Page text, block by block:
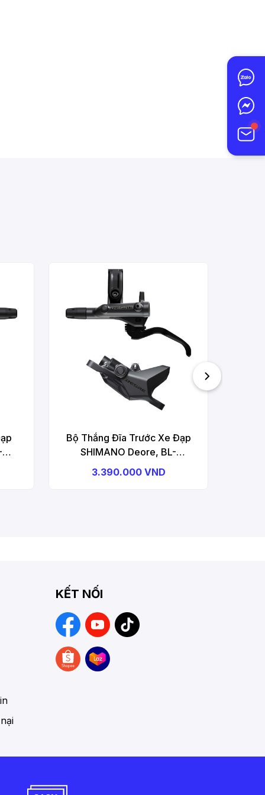
Bộ Thắng Đĩa Trước Xe Đạp
SHIMANO Deore, BL-
M6200(L), BR-M6200(F), W/O
3.390.000 VND
KẾT NỐI